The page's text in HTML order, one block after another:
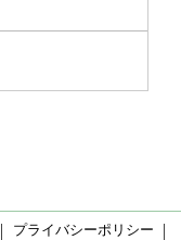
プライバシーポリシー